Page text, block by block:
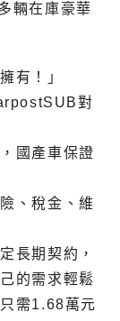
輛在庫豪華
有！」
對
國產車保證
、稅金、維
長期契約，
的需求輕鬆
需1.68萬元